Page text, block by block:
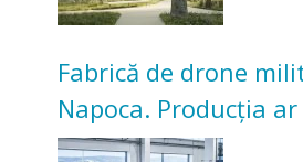
Fabrică de drone
Napoca. Producția
înceapă în toamna